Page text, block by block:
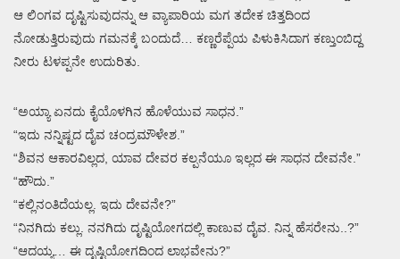
ಆ ಲಿಂಗವ ದೃಷ್ಟಿಸುವುದನ್ನು ಆ ವ್ಯಾಪಾರಿಯ ಮಗ ತದೇಕ ಚಿತ್ತದಿಂದ
ನೋಡುತ್ತಿರುವುದು ಗಮನಕ್ಕೆ ಬಂದುದೆ… ಕಣ್ಣರೆಪ್ಪೆಯ ಪಿಳುಕಿಸಿದಾಗ ಕಣ್ತುಂಬಿದ್ದ
ನೀರು ಟಳಪ್ಪನೇ ಉದುರಿತು.
“ಅಯ್ಯಾ ಏನದು ಕೈಯೊಳಗಿನ ಹೊಳೆಯುವ ಸಾಧನ.”
“ಇದು ನನ್ನಿಷ್ಟದ ದೈವ ಚಂದ್ರಮೌಳೇಶ.”
“ಶಿವನ ಆಕಾರವಿಲ್ಲದ, ಯಾವ ದೇವರ ಕಲ್ಪನೆಯೂ ಇಲ್ಲದ ಈ ಸಾಧನ ದೇವನೇ.”
“ಹೌದು.”
“ಕಲ್ಲಿನಂತಿದೆಯಲ್ಲ. ಇದು ದೇವನೇ?”
“ನಿನಗಿದು ಕಲ್ಲು. ನನಗಿದು ದೃಷ್ಟಿಯೋಗದಲ್ಲಿ ಕಾಣುವ ದೈವ. ನಿನ್ನ ಹೆಸರೇನು..?”
“ಆದಯ್ಯ… ಈ ದೃಷ್ಟಿಯೋಗದಿಂದ ಲಾಭವೇನು?”